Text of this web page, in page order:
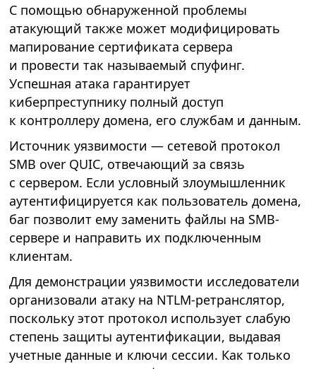
С помощью обнаруженной проблемы
атакующий также может модифицировать
мапирование сертификата сервера
и провести так называемый спуфинг.
Успешная атака гарантирует
киберпреступнику полный доступ
к контроллеру домена, его службам и данным.
Источник уязвимости — сетевой протокол
SMB over QUIC, отвечающий за связь
с сервером. Если условный злоумышленник
аутентифицируется как пользователь домена,
баг позволит ему заменить файлы на SMB-
сервере и направить их подключенным
клиентам.
Для демонстрации уязвимости исследователи
организовали атаку на NTLM-ретранслятор,
поскольку этот протокол использует слабую
степень защиты аутентификации, выдавая
учетные данные и ключи сессии. Как только